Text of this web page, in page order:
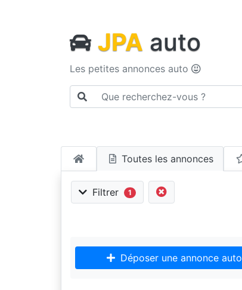
JPA auto
Les petites annonces auto
Toutes les annonces
Filtrer 1
Déposer une annonce auto